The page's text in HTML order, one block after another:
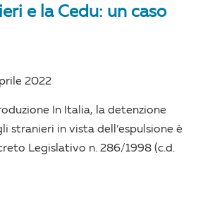
e la Cedu: un caso
2022
In Italia, la detenzione
stranieri in vista dell’espulsione è
Legislativo n. 286/1998 (c.d.